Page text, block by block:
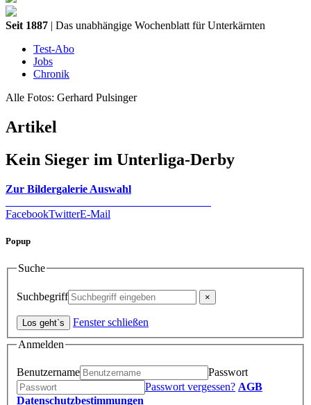
Seit 1887 | Das unabhängige Wochenblatt für Unterkärnten
Test-Abo
Jobs
Chronik
Alle Fotos: Gerhard Pulsinger
Artikel
Kein Sieger im Unterliga-Derby
Zur Bildergalerie Auswahl
FacebookTwitterE-Mail
Popup
Suche
Suchbegriff
Fenster schließen
Anmelden
Benutzername
Passwort
Passwort vergessen? AGB
Datenschutzbestimmungen